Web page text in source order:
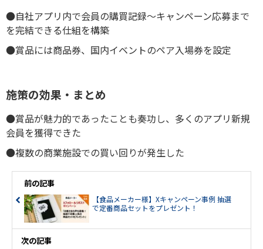
●自社アプリ内で会員の購買記録～キャンペーン応募まで
を完結できる仕組を構築
●賞品には商品券、国内イベントのペア入場券を設定
施策の効果・まとめ
●賞品が魅力的であったことも奏功し、多くのアプリ新規
会員を獲得できた
●複数の商業施設での買い回りが発生した
前の記事
【食品メーカー様】Xキャンペーン事例 抽選
で定番商品セットをプレゼント！
次の記事